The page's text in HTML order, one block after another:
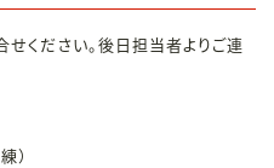
ください。後日担当者よりご連
）